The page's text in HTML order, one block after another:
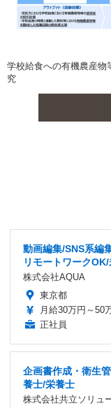
学校給食への有機農産物
究
動画編集/SNS系編
リモートワーク
株式会社AQUA
東京都
月給30万円～50
正社員
企画書作成・衛生
養士/栄養士
株式会社共立ソリュ